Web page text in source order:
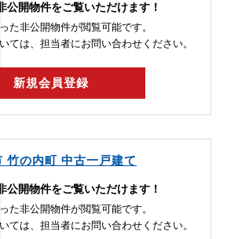
公開物件をご覧いただけます！
た非公開物件が閲覧可能です。
ては、担当者にお問い合わせください。
新規会員登録
竹の内町 中古一戸建て
公開物件をご覧いただけます！
た非公開物件が閲覧可能です。
ては、担当者にお問い合わせください。